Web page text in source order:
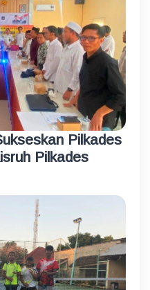
Pilkades
Pilkades